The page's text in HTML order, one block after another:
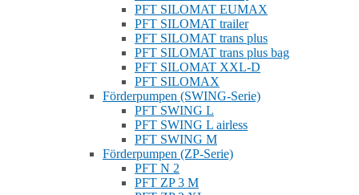
PFT SILOMAT EUMAX
PFT SILOMAT trailer
PFT SILOMAT trans plus
PFT SILOMAT trans plus bag
PFT SILOMAT XXL-D
PFT SILOMAX
Förderpumpen (SWING-Serie)
PFT SWING L
PFT SWING L airless
PFT SWING M
Förderpumpen (ZP-Serie)
PFT N 2
PFT ZP 3 M